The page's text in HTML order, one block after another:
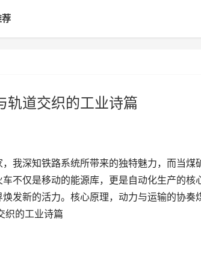
轨道交织的工业诗篇
我深知铁路系统所带来的独特魅力，而当煤
不仅是移动的能源库，更是自动化生产的核
发新的活力。核心原理，动力与运输的协奏
织的工业诗篇